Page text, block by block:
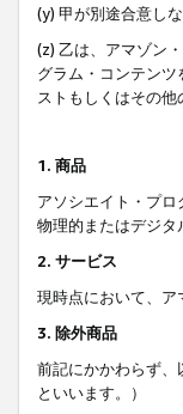
(y) 甲が別途合意し
(z) 乙は、アマゾン
グラム・コンテン
ストもしくはその
1. 商品
アソシエイト・プ
物理的またはデジタ
2. サービス
現時点において、
3. 除外商品
前記にかかわらず
といいます。）